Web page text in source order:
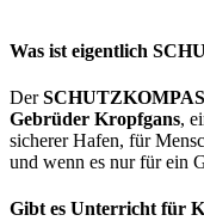
Was ist eigentlich
DerSCHUTZ
Gebrüder Kropfgans,
sicherer Hafen, für
und wenn es nur für ein
Gibt es Unterricht für